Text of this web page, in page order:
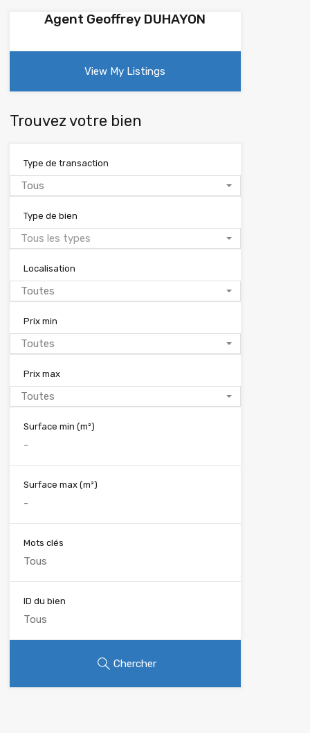
Agent Geoffrey DUHAYON
View My Listings
Trouvez votre bien
Type de transaction
Tous
Type de bien
Tous les types
Localisation
Toutes
Prix min
Toutes
Prix max
Toutes
Surface min (m²)
Surface max (m²)
Mots clés
ID du bien
Chercher